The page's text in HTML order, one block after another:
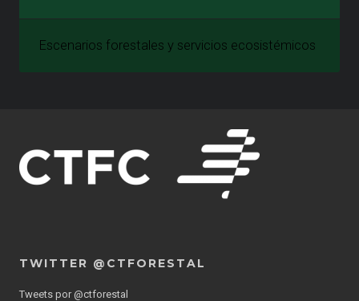
Escenarios forestales y servicios ecosistémicos
TWITTER @CTFORESTAL
Tweets por @ctforestal